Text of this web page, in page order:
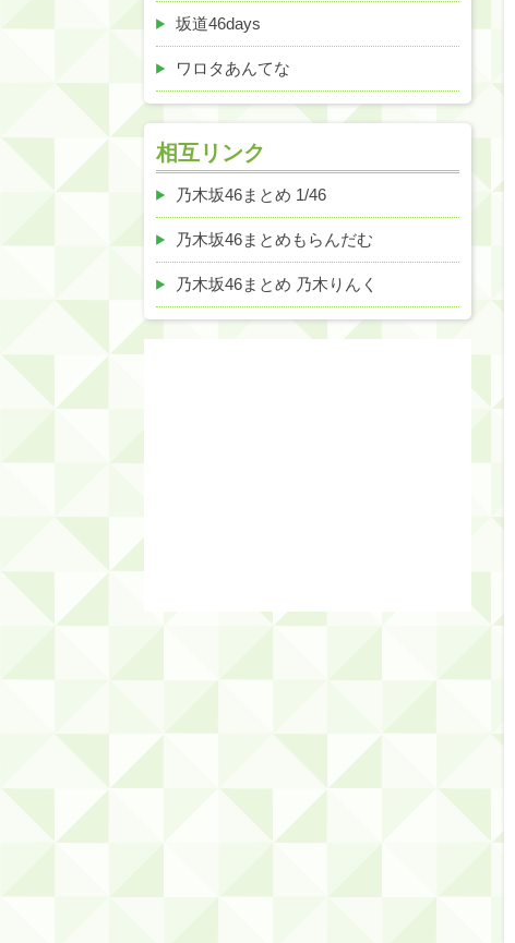
坂道46days
ワロタあんてな
相互リンク
乃木坂46まとめ 1/46
乃木坂46まとめもらんだむ
乃木坂46まとめ 乃木りんく